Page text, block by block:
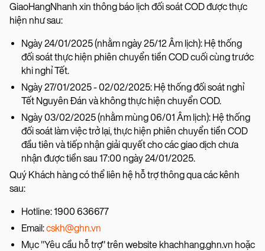
GiaoHangNhanh xin thông báo lịch đối soát COD được thực
hiện như sau:
Ngày 24/01/2025 (nhằm ngày 25/12 Âm lịch): Hệ thống
đối soát thực hiện phiên chuyển tiền COD cuối cùng trước
khi nghỉ Tết.
Ngày 27/01/2025 - 02/02/2025: Hệ thống đối soát nghỉ
Tết Nguyên Đán và không thực hiện chuyển COD.
Ngày 03/02/2025 (nhằm mùng 06/01 Âm lịch): Hệ thống
đối soát làm việc trở lại, thực hiện phiên chuyển tiền COD
đầu tiên và tiếp nhận giải quyết cho các giao dịch chưa
nhận được tiền sau 17:00 ngày 24/01/2025.
Quý Khách hàng có thể liên hệ hỗ trợ thông qua các kênh
sau:
Hotline: 1900 636677
Email:cskh@ghn.vn
Mục "Yêu cầu hỗ trợ" trên website khachhang.ghn.vn hoặc